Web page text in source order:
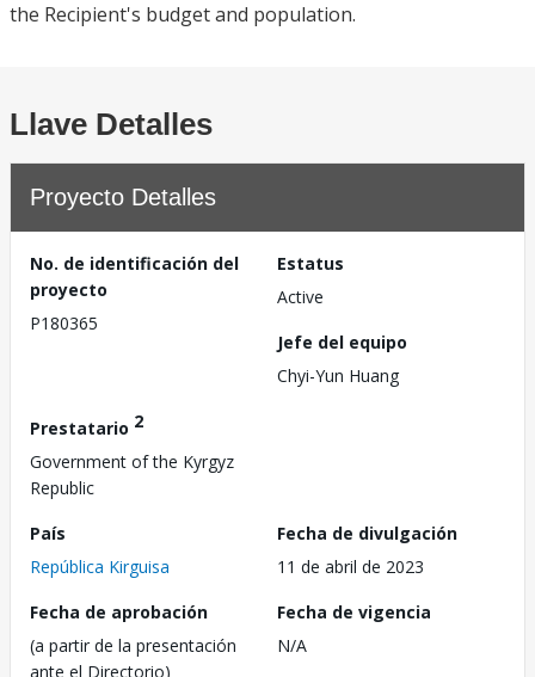
the Recipient's budget and population.
Llave Detalles
Proyecto Detalles
No. de identificación del
proyecto
P180365
Estatus
Active
Jefe del equipo
Chyi-Yun Huang
Prestatario 2
Government of the Kyrgyz
Republic
País
República Kirguisa
Fecha de divulgación
11 de abril de 2023
Fecha de aprobación
(a partir de la presentación
ante el Directorio)
Fecha de vigencia
N/A